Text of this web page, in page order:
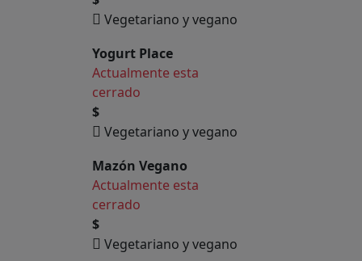
Vegetariano y vegano
Yogurt Place
Actualmente esta
cerrado
$
Vegetariano y vegano
Mazón Vegano
Actualmente esta
cerrado
$
Vegetariano y vegano